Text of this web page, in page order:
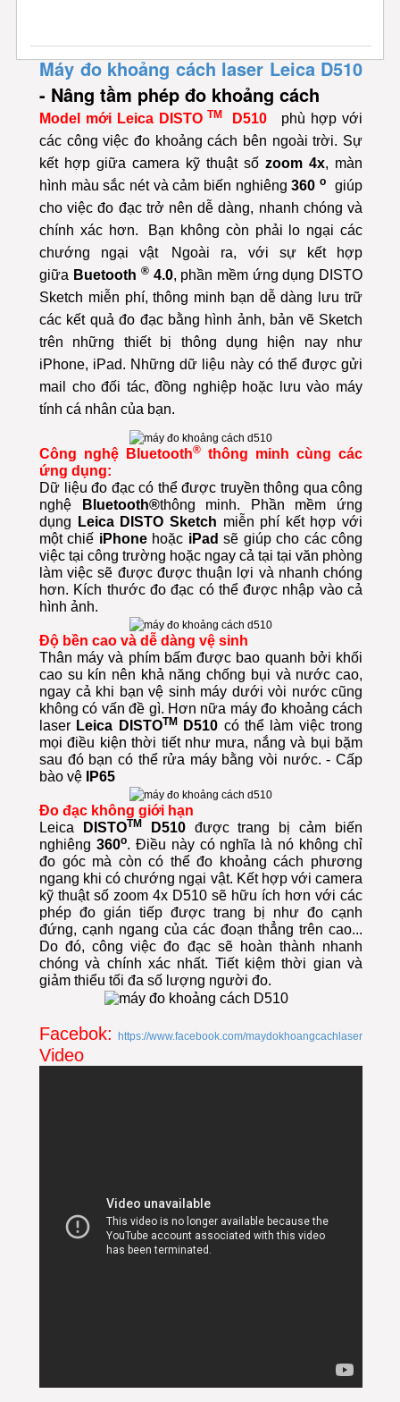
Máy đo khoảng cách laser Leica D510
- Nâng tầm phép đo khoảng cách
Model mới Leica DISTO TM D510
phù hợp với
các công việc đo khoảng cách bên ngoài trời. Sự
kết hợp giữa camera kỹ thuật số zoom 4x, màn
hình màu sắc nét và cảm biến nghiêng360 o
giúp
cho việc đo đạc trở nên dễ dàng, nhanh chóng và
chính xác hơn.
Bạn không còn phải lo ngại các
chướng ngại vật
Ngoài ra, với sự kết hợp
giữa Buetooth ® 4.0, phần mềm ứng dụng DISTO
Sketch miễn phí, thông minh bạn dễ dàng lưu trữ
các kết quả đo đạc bằng hình ảnh, bản vẽ Sketch
trên những thiết bị thông dụng hiện nay như
iPhone, iPad. Những dữ liệu này có thể được gửi
mail cho đối tác, đồng nghiệp hoặc lưu vào máy
tính cá nhân của bạn.
Công nghệ Bluetooth® thông minh cùng các
ứng dụng:
Dữ liệu đo đạc có thể được truyền thông qua công
nghệ
Bluetooth®thông minh. Phần mềm ứng
dụng
Leica DISTO Sketch miễn phí kết hợp với
một chiế iPhonehoặc iPadsẽ giúp cho các công
việc tại công trường hoặc ngay cả tại tại văn phòng
làm việc sẽ được được thuận lợi và nhanh chóng
hơn. Kích thước đo đạc có thể được nhập vào cả
hình ảnh.
Độ bền cao và dễ dàng vệ sinh
Thân máy và phím bấm được bao quanh bởi khối
cao su kín nên khả năng chống bụi và nước cao,
ngay cả khi bạn vệ sinh máy dưới vòi nước cũng
không có vấn đề gì. Hơn nữa máy đo khoảng cách
laser Leica DISTOTMD510 có thể làm việc trong
mọi điều kiện thời tiết như mưa, nắng và bụi bặm
sau đó bạn có thể rửa máy bằng vòi nước. - Cấp
bào vệ
IP65
Đo đạc không giới hạn
Leica
DISTOTMD510được trang bị cảm biến
nghiêng 360o. Điều này có nghĩa là nó không chỉ
đo góc mà còn có thể đo khoảng cách phương
ngang khi có chướng ngại vật. Kết hợp với camera
kỹ thuật số zoom 4x D510 sẽ hữu ích hơn với các
phép đo gián tiếp được trang bị như đo cạnh
đứng, cạnh ngang của các đoạn thẳng trên cao...
Do đó, công việc đo đạc sẽ hoàn thành nhanh
chóng và chính xác nhất. Tiết kiệm thời gian và
giảm thiểu tối đa số lượng người đo.
Facebok: https://www.facebook.com/maydokhoangcachlaser
Video